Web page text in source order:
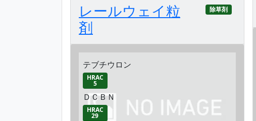
レールウェイ粒
剤
除草剤
テブチウロン
HRAC
5
ＤＣＢＮ
HRAC
29